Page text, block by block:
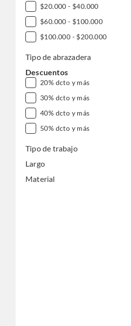
$20.000 - $40.000
$60.000 - $100.000
$100.000 - $200.000
Tipo de abrazadera
Descuentos
20% dcto y más
30% dcto y más
40% dcto y más
50% dcto y más
Tipo de trabajo
Largo
Material